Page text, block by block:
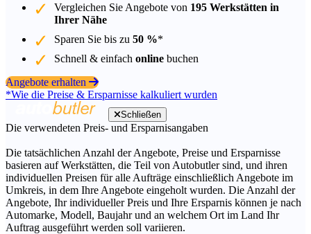
Vergleichen Sie Angebote von 195 Werkstätten in
Ihrer Nähe
Sparen Sie bis zu 50 %*
Schnell & einfach online buchen
Angebote erhalten
*Wie die Preise & Ersparnisse kalkuliert wurden
Schließen
Die verwendeten Preis- und Ersparnisangaben
Die tatsächlichen Anzahl der Angebote, Preise und Ersparnisse
basieren auf Werkstätten, die Teil von Autobutler sind, und ihren
individuellen Preisen für alle Aufträge einschließlich Angebote im
Umkreis, in dem Ihre Angebote eingeholt wurden. Die Anzahl der
Angebote, Ihr individueller Preis und Ihre Ersparnis können je nach
Automarke, Modell, Baujahr und an welchem Ort im Land Ihr
Auftrag ausgeführt werden soll variieren.